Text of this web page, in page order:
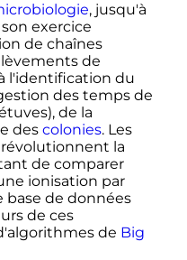
, jusqu'à
exercice
de chaînes
de
l'identification du
des temps de
de la
des colonies. Les
révolutionnent la
de comparer
ionisation par
de données
de ces
de Big